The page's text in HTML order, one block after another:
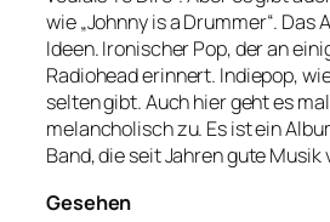
wie „Johnny is a Drummer“. Das
Ideen. Ironischer Pop, der an
Radiohead erinnert. Indiepop,
selten gibt. Auch hier geht es
melancholisch zu. Es ist ein
Band, die seit Jahren gute
Gesehen